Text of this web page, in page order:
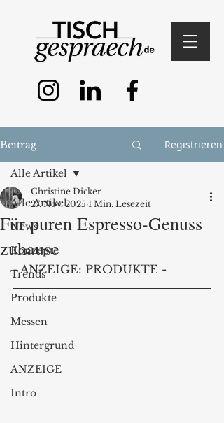
Beitrag Registrieren
Alle Artikel
News
Konzepte
Trends
Produkte
Messen
Hintergrund
ANZEIGE
Intro
Alle Artikel
Für puren Espresso-Genuss
zuhause
Christine Dicker
27. Nov. 2025 1 Min. Lesezeit
- ANZEIGE: PRODUKTE -